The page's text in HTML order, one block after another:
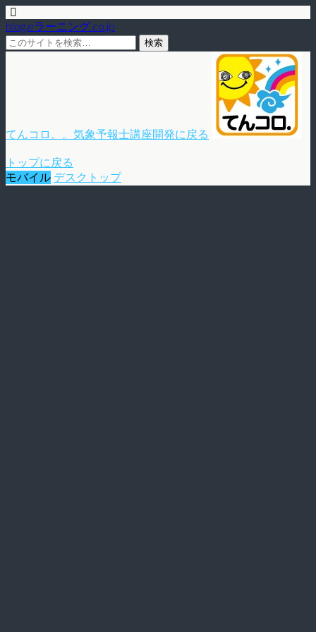
blog.eラーニング.co.jp
てんコロ。。気象予報士講座開発に戻る
トップに戻る
モバイル デスクトップ